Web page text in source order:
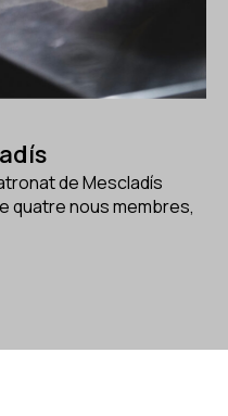
de Mescladís
quatre nous membres,